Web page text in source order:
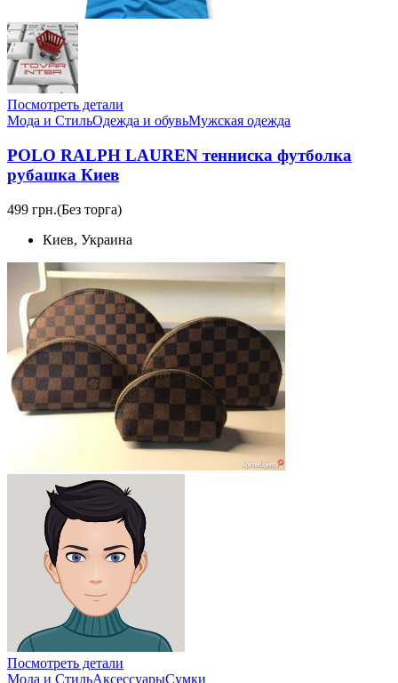
Посмотреть детали
Мода и СтильОдежда и обувьМужская одежда
POLO RALPH LAUREN тенниска футболка
рубашка Киев
499 грн.(Без торга)
Киев, Украина
Посмотреть детали
Мода и СтильАксессуарыСумки